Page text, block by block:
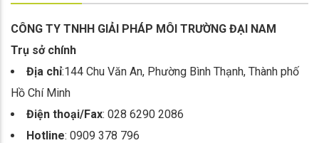
CÔNG TY TNHH GIẢI PHÁP MÔI TRƯỜNG ĐẠI NAM
Trụ sở chính
Địa chỉ:144 Chu Văn An, Phường Bình Thạnh, Thành phố
Hồ Chí Minh
Điện thoại/Fax: 028 6290 2086
Hotline: 0909 378 796